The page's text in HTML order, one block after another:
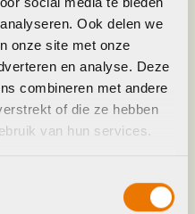
Ook delen we
onze site met onze
en analyse. Deze
combineren met andere
of die ze hebben
van hun services.
Op voorraad bij leverancier
Chainring HYBRID PRO HPA
2027